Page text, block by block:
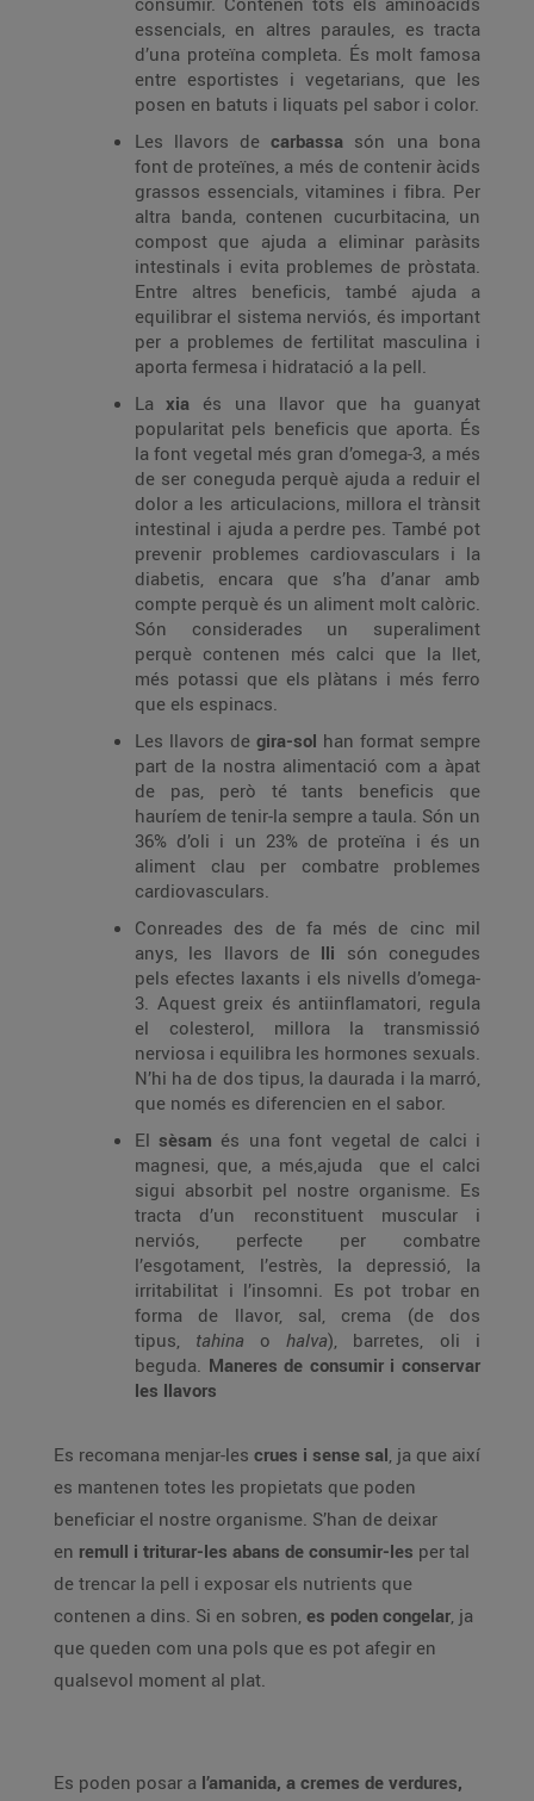
essencials, en altres paraules, es tracta
d’una proteïna completa. És molt famosa
entre esportistes i vegetarians, que les
posen en batuts i liquats pel sabor i color.
Les llavors de carbassa són una bona
font de proteïnes, a més de contenir àcids
grassos essencials, vitamines i fibra. Per
altra banda, contenen cucurbitacina, un
compost que ajuda a eliminar paràsits
intestinals i evita problemes de pròstata.
Entre altres beneficis, també ajuda a
equilibrar el sistema nerviós, és important
per a problemes de fertilitat masculina i
aporta fermesa i hidratació a la pell.
La xia és una llavor que ha guanyat
popularitat pels beneficis que aporta. És
la font vegetal més gran d’omega-3, a més
de ser coneguda perquè ajuda a reduir el
dolor a les articulacions, millora el trànsit
intestinal i ajuda a perdre pes. També pot
prevenir problemes cardiovasculars i la
diabetis, encara que s’ha d’anar amb
compte perquè és un aliment molt calòric.
Són considerades un superaliment
perquè contenen més calci que la llet,
més potassi que els plàtans i més ferro
que els espinacs.
Les llavors de gira-sol han format sempre
part de la nostra alimentació com a àpat
de pas, però té tants beneficis que
hauríem de tenir-la sempre a taula. Són un
36% d’oli i un 23% de proteïna i és un
aliment clau per combatre problemes
cardiovasculars.
Conreades des de fa més de cinc mil
anys, les llavors de lli són conegudes
pels efectes laxants i els nivells d’omega-
3. Aquest greix és antiinflamatori, regula
el colesterol, millora la transmissió
nerviosa i equilibra les hormones sexuals.
N’hi ha de dos tipus, la daurada i la marró,
que només es diferencien en el sabor.
El sèsam és una font vegetal de calci i
magnesi, que, a més,ajuda que el calci
sigui absorbit pel nostre organisme. Es
tracta d’un reconstituent muscular i
nerviós, perfecte per combatre
l’esgotament, l’estrès, la depressió, la
irritabilitat i l’insomni. Es pot trobar en
forma de llavor, sal, crema (de dos
tipus, tahina o halva), barretes, oli i
beguda. Maneres de consumir i conservar
les llavors
Es recomana menjar-les crues i sense sal, ja que així
es mantenen totes les propietats que poden
beneficiar el nostre organisme. S’han de deixar
en remull i triturar-les abans de consumir-les per tal
de trencar la pell i exposar els nutrients que
contenen a dins. Si en sobren, es poden congelar, ja
que queden com una pols que es pot afegir en
qualsevol moment al plat.
Es poden posar a l’amanida, a cremes de verdures,